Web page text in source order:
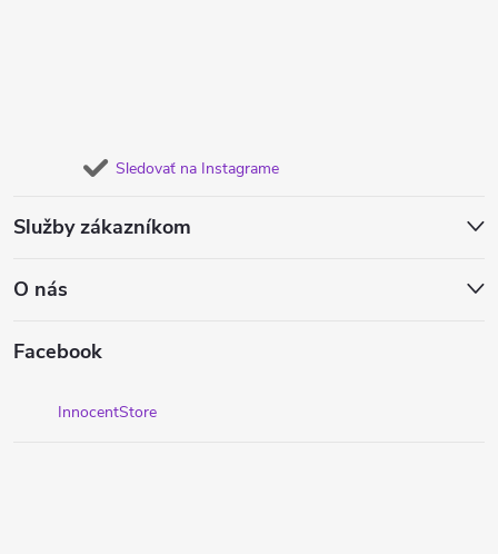
Sledovať na Instagrame
Služby zákazníkom
O nás
Facebook
InnocentStore